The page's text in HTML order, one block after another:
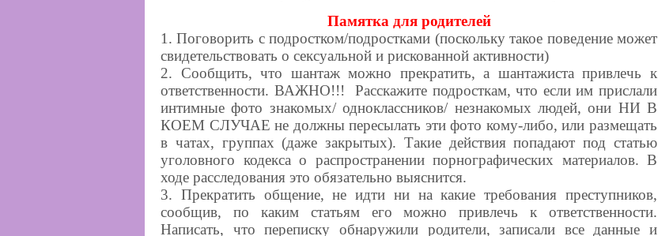
Памятка для родителей
1. Поговорить с подростком/подростками (поскольку такое поведение может
свидетельствовать о сексуальной и рискованной активности)
2. Сообщить, что шантаж можно прекратить, а шантажиста привлечь к
ответственности. ВАЖНО!!! Расскажите подросткам, что если им прислали
интимные фото знакомых/ одноклассников/ незнакомых людей, они НИ В
КОЕМ СЛУЧАЕ не должны пересылать эти фото кому-либо, или размещать
в чатах, группах (даже закрытых). Такие действия попадают под статью
уголовного кодекса о распространении порнографических материалов. В
ходе расследования это обязательно выяснится.
3. Прекратить общение, не идти ни на какие требования преступников,
сообщив, по каким статьям его можно привлечь к ответственности.
Написать, что переписку обнаружили родители, записали все данные и